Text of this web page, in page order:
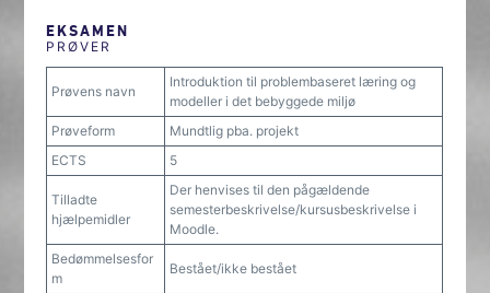
EKSAMEN
PRØVER
Prøvens navn
Introduktion til problembaseret læring og
modeller i det bebyggede miljø
Prøveform
Mundtlig pba. projekt
ECTS
5
Tilladte
hjælpemidler
Der henvises til den pågældende
semesterbeskrivelse/kursusbeskrivelse i
Moodle.
Bedømmelsesfor
m
Bestået/ikke bestået